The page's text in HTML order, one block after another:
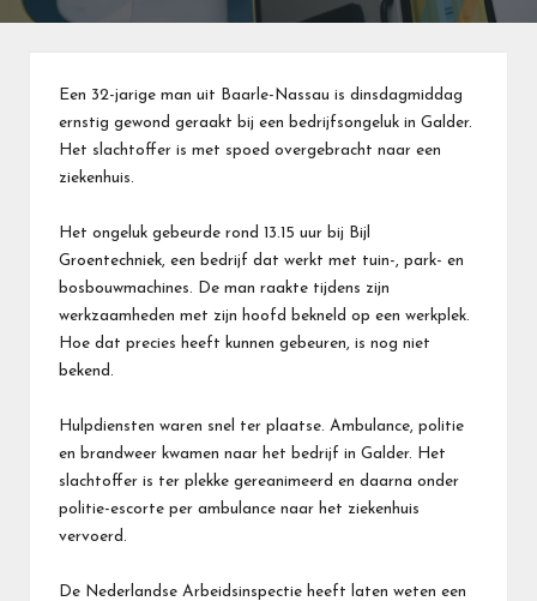
Een 32-jarige man uit Baarle-Nassau is dinsdagmiddag
ernstig gewond geraakt bij een bedrijfsongeluk in Galder.
Het slachtoffer is met spoed overgebracht naar een
ziekenhuis.
Het ongeluk gebeurde rond 13.15 uur bij Bijl
Groentechniek, een bedrijf dat werkt met tuin-, park- en
bosbouwmachines. De man raakte tijdens zijn
werkzaamheden met zijn hoofd bekneld op een werkplek.
Hoe dat precies heeft kunnen gebeuren, is nog niet
bekend.
Hulpdiensten waren snel ter plaatse. Ambulance, politie
en brandweer kwamen naar het bedrijf in Galder. Het
slachtoffer is ter plekke gereanimeerd en daarna onder
politie-escorte per ambulance naar het ziekenhuis
vervoerd.
De Nederlandse Arbeidsinspectie heeft laten weten een